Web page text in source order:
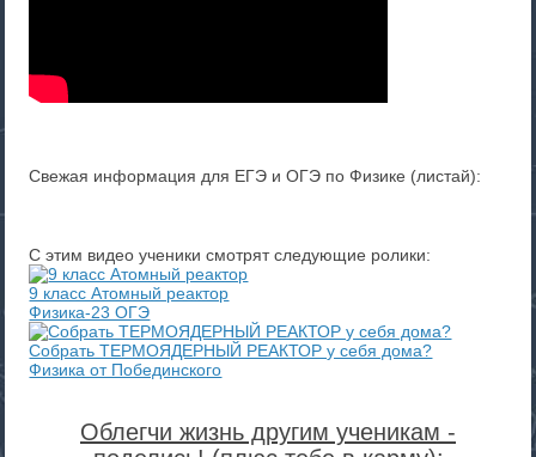
Свежая информация для ЕГЭ и ОГЭ по Физике (листай):
С этим видео ученики смотрят следующие ролики:
9 класс Атомный реактор
Физика-23 ОГЭ
Cобрать ТЕРМОЯДЕРНЫЙ РЕАКТОР у себя дома?
Физика от Побединского
Облегчи жизнь другим ученикам -